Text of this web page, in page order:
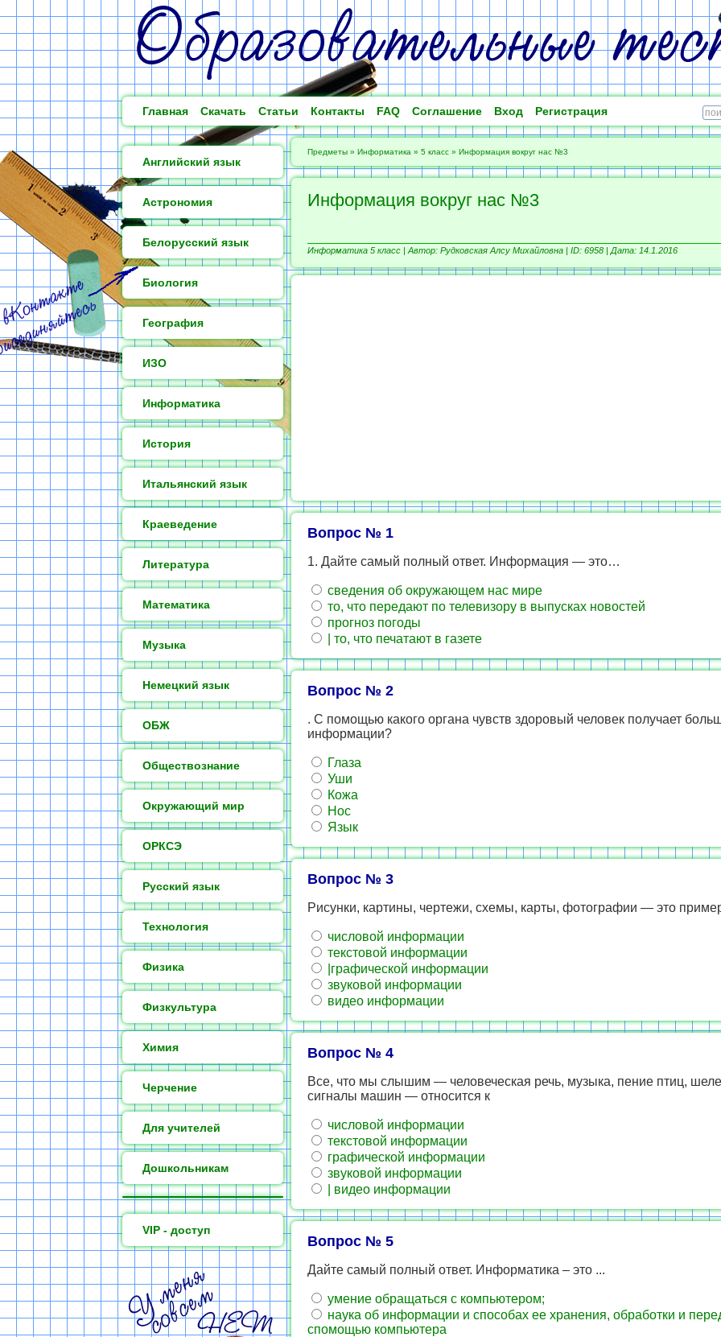
Главная Скачать Статьи Контакты FAQ Соглашение Вход Регистрация
Английский язык
Астрономия
Белорусский язык
Биология
География
ИЗО
Информатика
История
Итальянский язык
Краеведение
Литература
Математика
Музыка
Немецкий язык
ОБЖ
Обществознание
Окружающий мир
ОРКСЭ
Русский язык
Технология
Физика
Физкультура
Химия
Черчение
Для учителей
Дошкольникам
VIP - доступ
Предметы » Информатика » 5 класс » Информация вокруг нас №3
Информация вокруг нас №3
Информатика 5 класс | Автор: Рудковская Алсу Михайловна | ID: 6958 | Дата: 14.1.2016
Вопрос № 1
1. Дайте самый полный ответ. Информация — это…
сведения об окружающем нас мире
то, что передают по телевизору в выпусках новостей
прогноз погоды
| то, что печатают в газете
Вопрос № 2
. С помощью какого органа чувств здоровый человек получает
информации?
Глаза
Уши
Кожа
Нос
Язык
Вопрос № 3
Рисунки, картины, чертежи, схемы, карты, фотографии — это
числовой информации
текстовой информации
|графической информации
звуковой информации
видео информации
Вопрос № 4
Все, что мы слышим — человеческая речь, музыка, пение птиц,
сигналы машин — относится к
числовой информации
текстовой информации
графической информации
звуковой информации
| видео информации
Вопрос № 5
Дайте самый полный ответ. Информатика – это ...
умение обращаться с компьютером;
наука об информации и способах ее хранения, обработки и
спомощью компьютера